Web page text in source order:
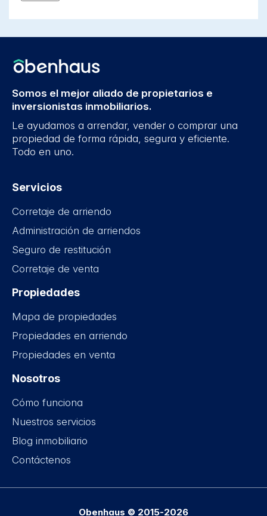
Somos el mejor aliado de propietarios e
inversionistas inmobiliarios.
Le ayudamos a arrendar, vender o comprar una
propiedad de forma rápida, segura y eficiente.
Todo en uno.
Servicios
Corretaje de arriendo
Administración de arriendos
Seguro de restitución
Corretaje de venta
Propiedades
Mapa de propiedades
Propiedades en arriendo
Propiedades en venta
Nosotros
Cómo funciona
Nuestros servicios
Blog inmobiliario
Contáctenos
Obenhaus © 2015-2026